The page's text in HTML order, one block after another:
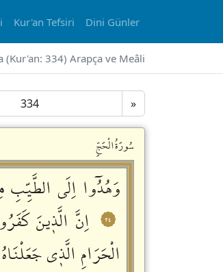
Kur'an Tefsiri Dini Günler
(Kur'an: 334) Arapça ve Meâli
»
سُورَةُالْحَجِّ
وَهُدُٓوا اِلَى
٢٤
اِنَّ الَّذٖينَ
الْحَرَامِ الَّذٖي